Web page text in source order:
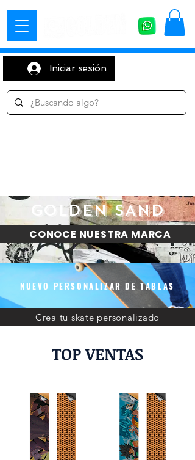
Iniciar sesión
GOLDEN SAND
CONOCE NUESTRA MARCA
NUEVO PERSONALIZAR DE TABLAS
Crea tu skate personalizado
TOP VENTAS